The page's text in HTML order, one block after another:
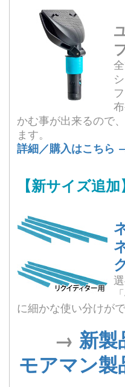
かむ事が出来るので
ます。
詳細／購入はこちら
【新サイズ追加
に細かな使い分けが
→ 新製
モアマン製